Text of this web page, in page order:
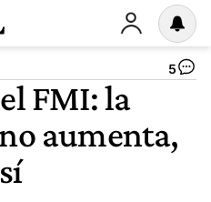
5
FMI: la
aumenta,